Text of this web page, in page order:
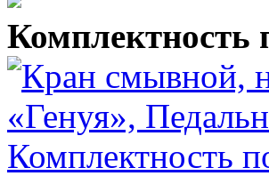
Комплектность